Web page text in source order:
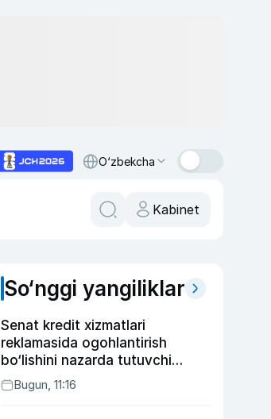
O‘zbekcha
Kabinet
So‘nggi yangiliklar
Senat kredit xizmatlari
reklamasida ogohlantirish
bo‘lishini nazarda tutuvchi
qonunni ma’qulladi
Bugun, 11:16